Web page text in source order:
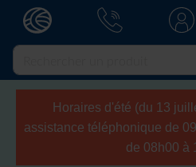
Horaires d'été (du 13
assistance téléphonique de
de 08h00 à